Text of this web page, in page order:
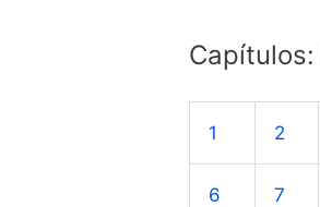
q
u
1 2
6 7